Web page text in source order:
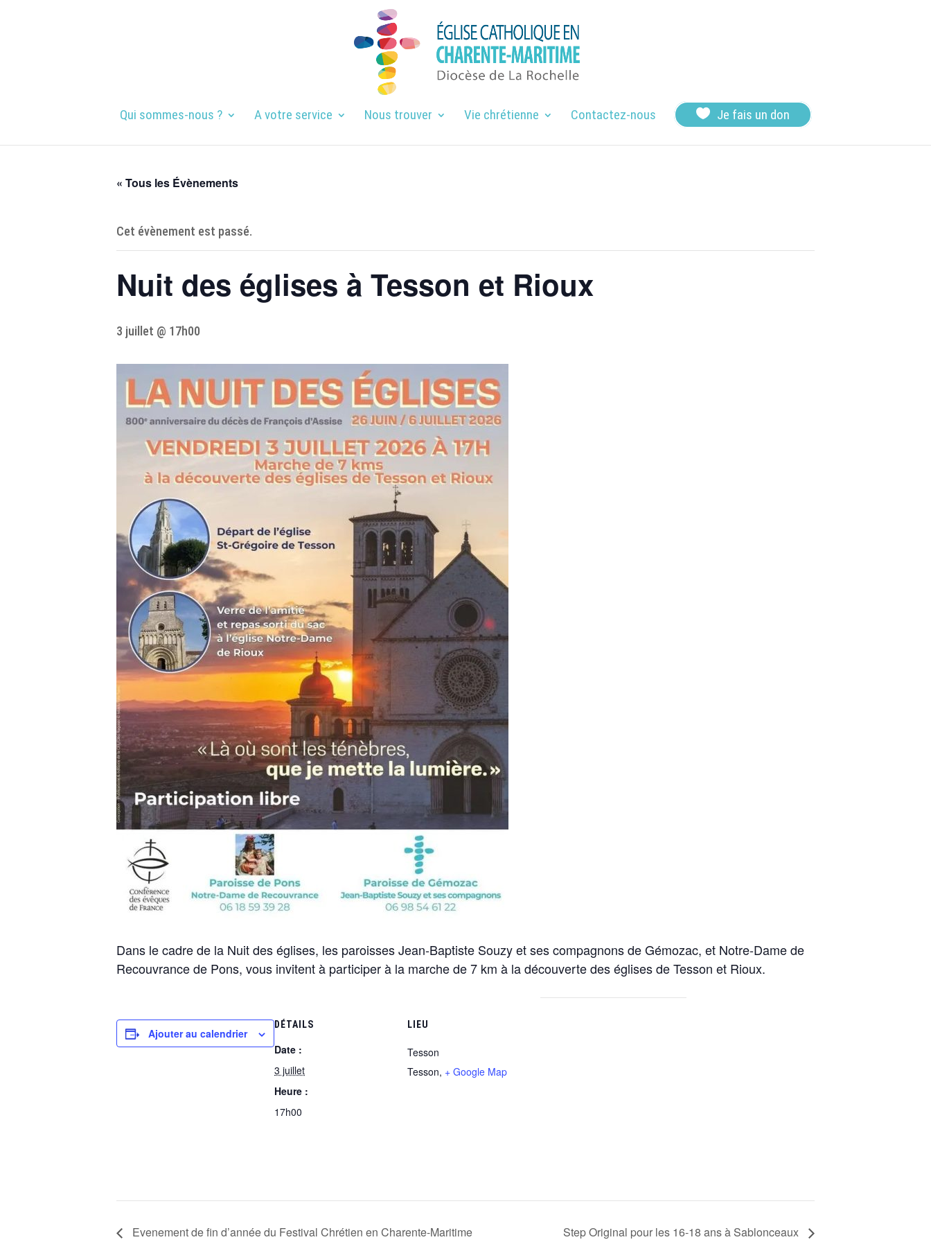
Qui sommes-nous ? A votre service Nous trouver Vie chrétienne Contactez-nous  Je fais un don
« Tous les Évènements
Cet évènement est passé.
Nuit des églises à Tesson et Rioux
3 juillet @ 17h00
Dans le cadre de la Nuit des églises, les paroisses Jean-Baptiste Souzy et ses compagnons de Gémozac, et Notre-Dame de
Recouvrance de Pons, vous invitent à participer à la marche de 7 km à la découverte des églises de Tesson et Rioux.
Ajouter au calendrier
DÉTAILS
Date :
3 juillet
Heure :
17h00
LIEU
Tesson
Tesson, + Google Map
Evenement de fin d’année du Festival Chrétien en Charente-Maritime Step Original pour les 16-18 ans à Sablonceaux